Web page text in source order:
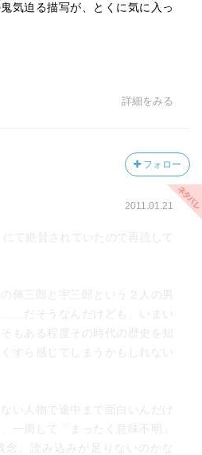
気迫る描写が、とくに気に入っ
詳細をみる
フォロー
2011.01.21
て絶賛されていたので再読して
傳三郎と宇三郎という２人の男
だそうなんだけども、いまい
もある程度その時代の歴史を知
すら感じてしまうかもしれない
い人物で途中まで面白いんだけ
一周して「まったく意味不明」
。読み込みが足りないのかな